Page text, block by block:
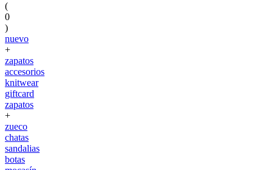
(
0
)
nuevo
+
zapatos
accesorios
knitwear
giftcard
zapatos
+
zueco
chatas
sandalias
botas